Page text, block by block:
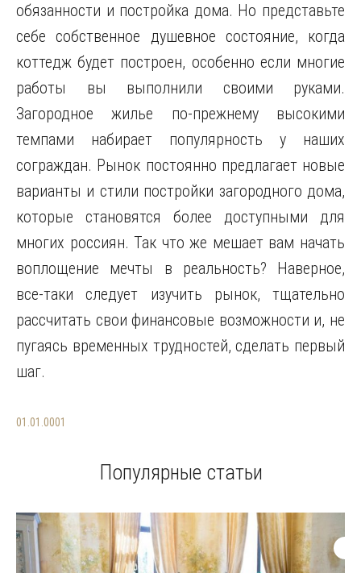
обязанности и постройка дома. Но представьте
себе собственное душевное состояние, когда
коттедж будет построен, особенно если многие
работы вы выполнили своими руками.
Загородное жилье по-прежнему высокими
темпами набирает популярность у наших
сограждан. Рынок постоянно предлагает новые
варианты и стили постройки загородного дома,
которые становятся более доступными для
многих россиян. Так что же мешает вам начать
воплощение мечты в реальность? Наверное,
все-таки следует изучить рынок, тщательно
рассчитать свои финансовые возможности и, не
пугаясь временных трудностей, сделать первый
шаг.
01.01.0001
Популярные статьи